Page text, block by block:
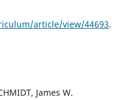
article/view/44693.
James W.